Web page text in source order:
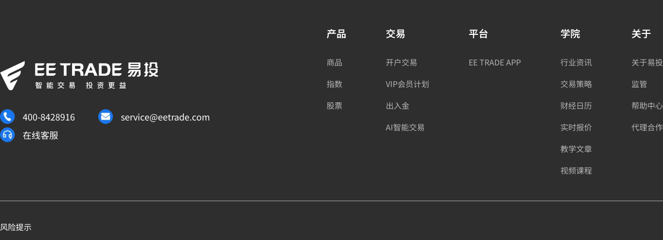
400-8428916
service@eetrade.com
在线客服
产品
商品
指数
股票
交易
开户交易
VIP会员计划
出入金
AI智能交易
平台
EE TRADE APP
学院
行业资讯
交易策略
财经日历
实时报价
教学文章
视频课程
关于
关于易投
监管
帮助中心
代理合作
风险提示